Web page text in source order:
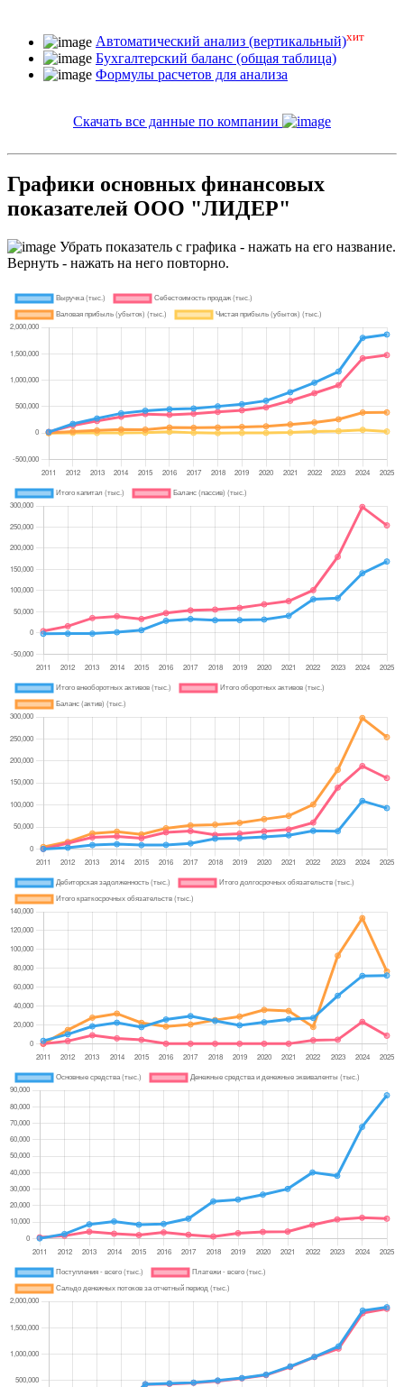
Автоматический анализ (вертикальный)хит
Бухгалтерский баланс (общая таблица)
Формулы расчетов для анализа
Скачать все данные по компании
Графики основных финансовых
показателей ООО "ЛИДЕР"
Убрать показатель с графика - нажать на его название.
Вернуть - нажать на него повторно.